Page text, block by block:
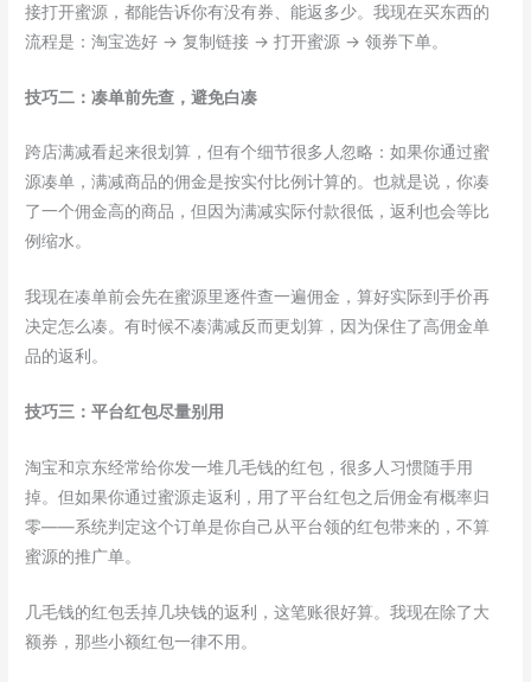
接打开蜜源，都能告诉你有没有券、能返多少。我现在买东西的
流程是：淘宝选好 → 复制链接 → 打开蜜源 → 领券下单。
技巧二：凑单前先查，避免白凑
跨店满减看起来很划算，但有个细节很多人忽略：如果你通过蜜
源凑单，满减商品的佣金是按实付比例计算的。也就是说，你凑
了一个佣金高的商品，但因为满减实际付款很低，返利也会等比
例缩水。
我现在凑单前会先在蜜源里逐件查一遍佣金，算好实际到手价再
决定怎么凑。有时候不凑满减反而更划算，因为保住了高佣金单
品的返利。
技巧三：平台红包尽量别用
淘宝和京东经常给你发一堆几毛钱的红包，很多人习惯随手用
掉。但如果你通过蜜源走返利，用了平台红包之后佣金有概率归
零——系统判定这个订单是你自己从平台领的红包带来的，不算
蜜源的推广单。
几毛钱的红包丢掉几块钱的返利，这笔账很好算。我现在除了大
额券，那些小额红包一律不用。